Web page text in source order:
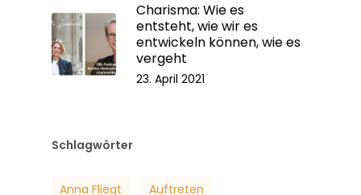
Charisma: Wie es
entsteht, wie wir es
entwickeln können, wie es
vergeht
23. April 2021
Schlagwörter
Anna Fliegt Auftreten